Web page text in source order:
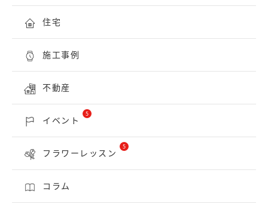
住宅
施工事例
不動産
イベント
5
フラワーレッスン
5
コラム